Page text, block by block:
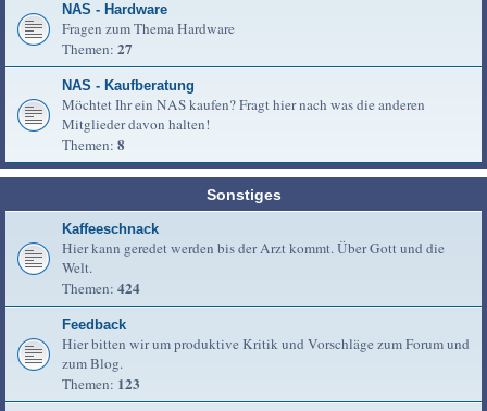
NAS - Hardware
Fragen zum Thema Hardware
Themen: 27
NAS - Kaufberatung
Möchtet Ihr ein NAS kaufen? Fragt hier nach was die anderen
Mitglieder davon halten!
Themen: 8
Sonstiges
Kaffeeschnack
Hier kann geredet werden bis der Arzt kommt. Über Gott und die
Welt.
Themen: 424
Feedback
Hier bitten wir um produktive Kritik und Vorschläge zum Forum und
zum Blog.
Themen: 123